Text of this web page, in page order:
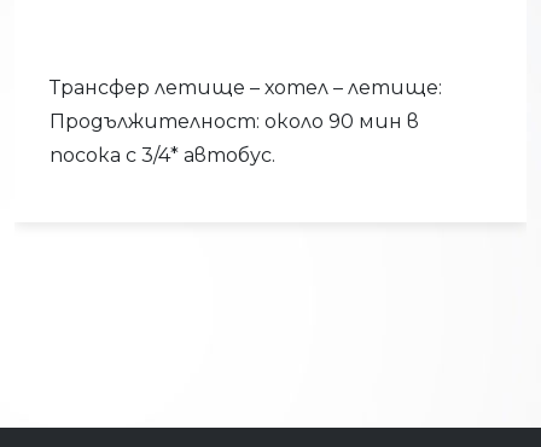
Трансфер летище – хотел – летище:
Продължителност: около 90 мин в
посока с 3/4* автобус.